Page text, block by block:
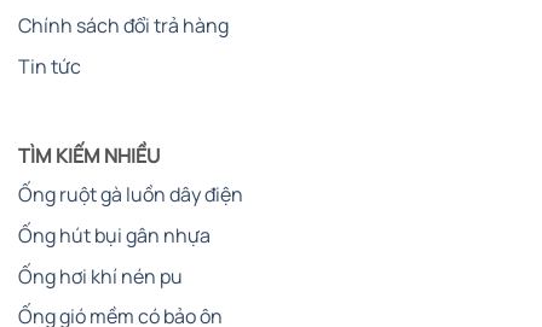
Chính sách đổi trả hàng
Tin tức
TÌM KIẾM NHIỀU
Ống ruột gà luồn dây điện
Ống hút bụi gân nhựa
Ống hơi khí nén pu
Ống gió mềm có bảo ôn